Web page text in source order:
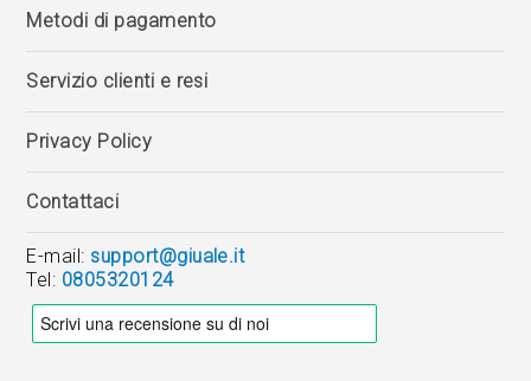
Metodi di pagamento
Servizio clienti e resi
Privacy Policy
Contattaci
E-mail: support@giuale.it
Tel: 0805320124